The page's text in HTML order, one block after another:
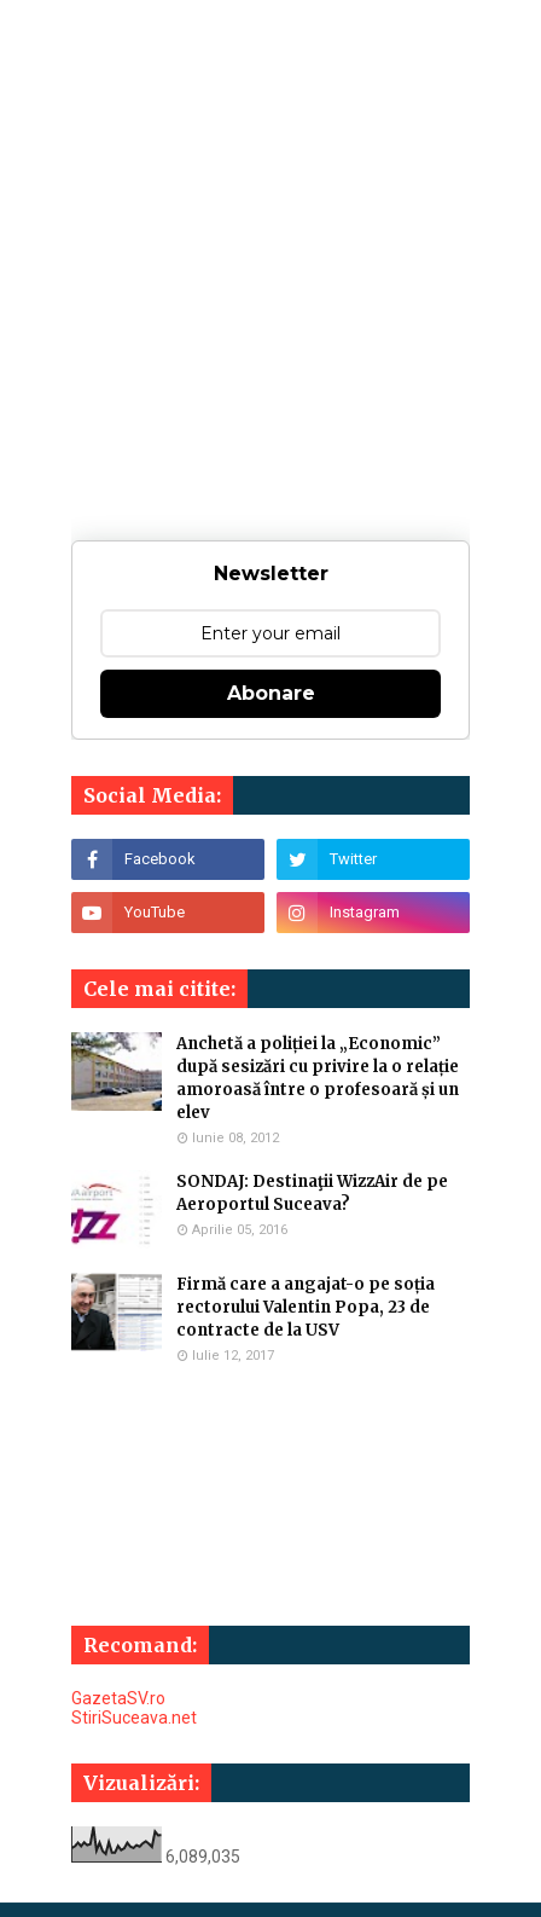
Newsletter
Abonare
Social Media:
Cele mai citite:
Anchetă a poliției la „Economic”
după sesizări cu privire la o relație
amoroasă între o profesoară și un
elev
Iunie 08, 2012
SONDAJ: Destinaţii WizzAir de pe
Aeroportul Suceava?
Aprilie 05, 2016
Firmă care a angajat-o pe soția
rectorului Valentin Popa, 23 de
contracte de la USV
Iulie 12, 2017
Recomand:
GazetaSV.ro
StiriSuceava.net
Vizualizări:
6,089,035